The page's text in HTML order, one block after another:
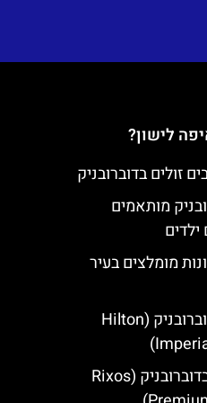
לישון?
מותאמים
מומלצים בעיר
מלון הילטון דוברובניק (Hilton
מלון ריקסוס בדוברובניק (Rixos